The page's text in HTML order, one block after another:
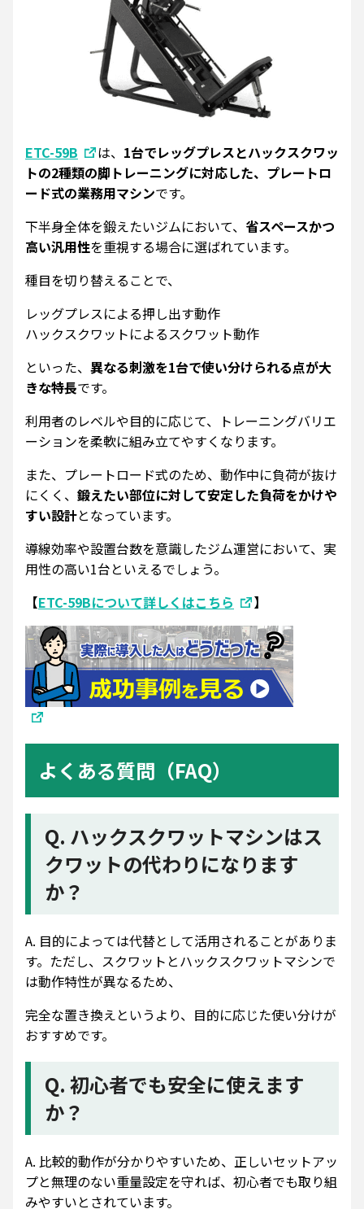
ETC-59B は、 1台でレッグプレスとハックスクワッ
トの2種類の脚トレーニングに対応した、プレートロ
ード式の業務用マシンです。
下半身全体を鍛えたいジムにおいて、 省スペースかつ
高い汎用性を重視する場合に選ばれています。
種目を切り替えることで、
レッグプレスによる押し出す動作
ハックスクワットによるスクワット動作
といった、 異なる刺激を1台で使い分けられる点が大
きな特長です。
利用者のレベルや目的に応じて、トレーニングバリエ
ーションを柔軟に組み立てやすくなります。
また、プレートロード式のため、動作中に負荷が抜け
にくく、 鍛えたい部位に対して安定した負荷をかけや
すい設計となっています。
導線効率や設置台数を意識したジム運営において、実
用性の高い1台といえるでしょう。
【ETC-59Bについて詳しくはこちら 】
よくある質問（FAQ）
Q. ハックスクワットマシンはス
クワットの代わりになります
か？
A. 目的によっては代替として活用されることがありま
す。ただし、スクワットとハックスクワットマシンで
は動作特性が異なるため、
完全な置き換えというより、目的に応じた使い分けが
おすすめです。
Q. 初心者でも安全に使えます
か？
A. 比較的動作が分かりやすいため、正しいセットアッ
プと無理のない重量設定を守れば、初心者でも取り組
みやすいとされています。